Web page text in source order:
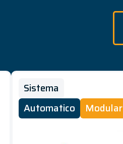
Sistema
Automatico
Modular